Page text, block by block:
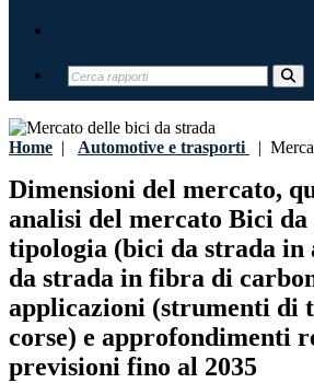
Home | Automotive e trasporti |
Dimensioni del mercato,
analisi del mercato Bici
tipologia (bici da strada
da strada in fibra di
applicazioni (strumenti di
corse) e approfondimenti
previsioni fino al 2035